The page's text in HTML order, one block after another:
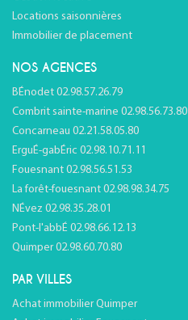
Locations saisonnières
Immobilier de placement
NOS AGENCES
BÉnodet 02.98.57.26.79
Combrit sainte-marine 02.98.56.73.80
Concarneau 02.21.58.05.80
ErguÉ-gabÉric 02.98.10.71.11
Fouesnant 02.98.56.51.53
La forêt-fouesnant 02.98.98.34.75
NÉvez 02.98.35.28.01
Pont-l'abbÉ 02.98.66.12.13
Quimper 02.98.60.70.80
PAR VILLES
Achat immobilier Quimper